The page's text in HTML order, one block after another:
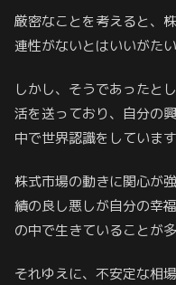
厳密なことを考えると、
連性がないとはいいがた
しかし、そうであったと
活を送っており、自分の
中で世界認識をしています
株式市場の動きに関心が
績の良し悪しが自分の幸
の中で生きていることが
それゆえに、不安定な相